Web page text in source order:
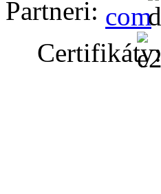
Partneri:
Certifikáty: